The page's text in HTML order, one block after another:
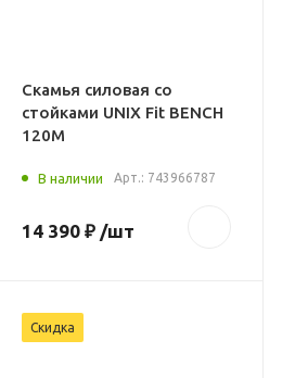
Скамья силовая со
стойками UNIX Fit BENCH
120M
В наличии Арт.: 743966787
14 390 ₽/шт
Скидка